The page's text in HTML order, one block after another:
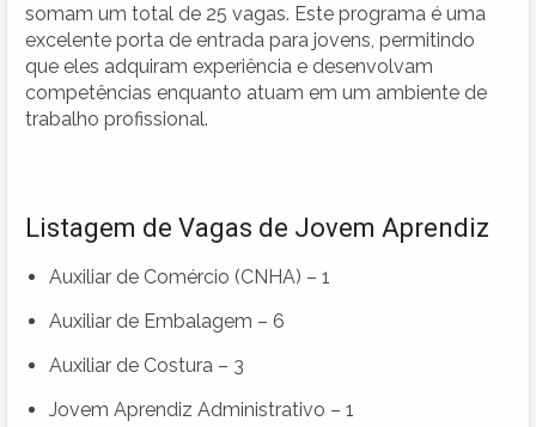
somam um total de 25 vagas. Este programa é uma
excelente porta de entrada para jovens, permitindo
que eles adquiram experiência e desenvolvam
competências enquanto atuam em um ambiente de
trabalho profissional.
Listagem de Vagas de Jovem Aprendiz
Auxiliar de Comércio (CNHA) – 1
Auxiliar de Embalagem – 6
Auxiliar de Costura – 3
Jovem Aprendiz Administrativo – 1